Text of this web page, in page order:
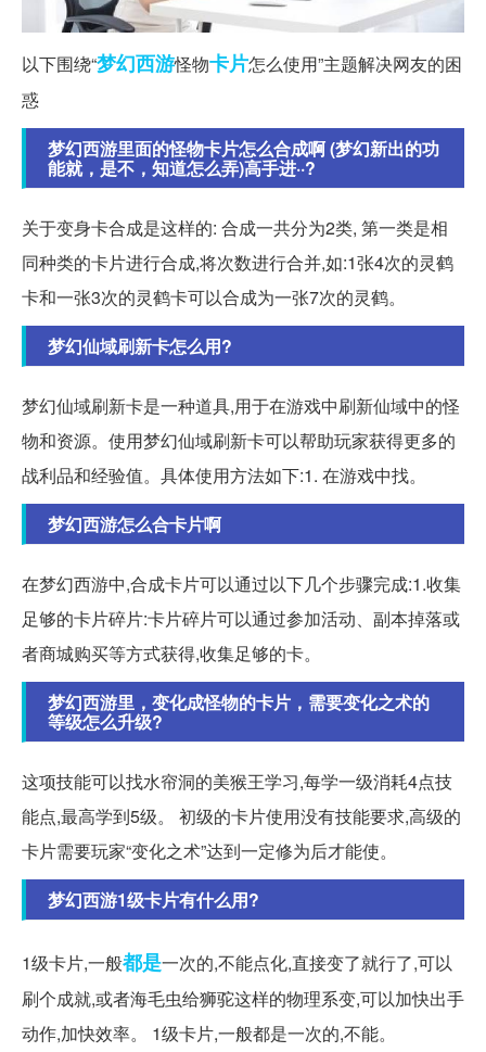
以下围绕“梦幻西游怪物卡片怎么使用”主题解决网友的困
惑
梦幻西游里面的怪物卡片怎么合成啊 (梦幻新出的功
能就，是不，知道怎么弄)高手进··?
关于变身卡合成是这样的: 合成一共分为2类, 第一类是相
同种类的卡片进行合成,将次数进行合并,如:1张4次的灵鹤
卡和一张3次的灵鹤卡可以合成为一张7次的灵鹤。
梦幻仙域刷新卡怎么用?
梦幻仙域刷新卡是一种道具,用于在游戏中刷新仙域中的怪
物和资源。使用梦幻仙域刷新卡可以帮助玩家获得更多的
战利品和经验值。具体使用方法如下:1. 在游戏中找。
梦幻西游怎么合卡片啊
在梦幻西游中,合成卡片可以通过以下几个步骤完成:1.收集
足够的卡片碎片:卡片碎片可以通过参加活动、副本掉落或
者商城购买等方式获得,收集足够的卡。
梦幻西游里，变化成怪物的卡片，需要变化之术的
等级怎么升级?
这项技能可以找水帘洞的美猴王学习,每学一级消耗4点技
能点,最高学到5级。 初级的卡片使用没有技能要求,高级的
卡片需要玩家“变化之术”达到一定修为后才能使。
梦幻西游1级卡片有什么用?
1级卡片,一般都是一次的,不能点化,直接变了就行了,可以
刷个成就,或者海毛虫给狮驼这样的物理系变,可以加快出手
动作,加快效率。 1级卡片,一般都是一次的,不能。